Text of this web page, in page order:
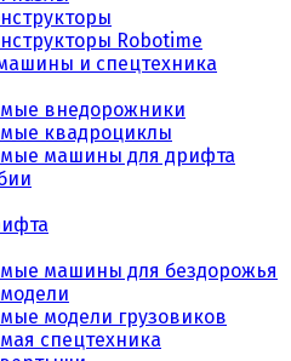
Robotime
и спецтехника
внедорожники
квадроциклы
машины для дрифта
машины для бездорожья
модели грузовиков
спецтехника